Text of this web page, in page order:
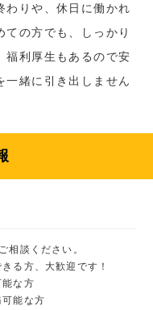
わりや、休日に働かれ
ての方でも、しっかり
福利厚生もあるので安
一緒に引き出しません
相談ください。
る方、大歓迎です！
能な方
可能な方